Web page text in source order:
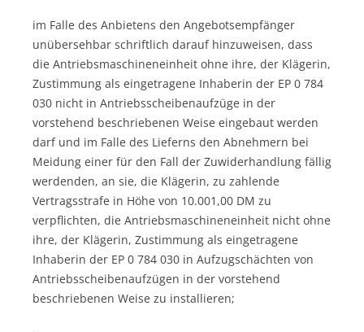
im Falle des Anbietens den Angebotsempfänger
unübersehbar schriftlich darauf hinzuweisen, dass
die Antriebsmaschineneinheit ohne ihre, der Klägerin,
Zustimmung als eingetragene Inhaberin der EP 0 784
030 nicht in Antriebsscheibenaufzüge in der
vorstehend beschriebenen Weise eingebaut werden
darf und im Falle des Lieferns den Abnehmern bei
Meidung einer für den Fall der Zuwiderhandlung fällig
werdenden, an sie, die Klägerin, zu zahlende
Vertragsstrafe in Höhe von 10.001,00 DM zu
verpflichten, die Antriebsmaschineneinheit nicht ohne
ihre, der Klägerin, Zustimmung als eingetragene
Inhaberin der EP 0 784 030 in Aufzugschächten von
Antriebsscheibenaufzügen in der vorstehend
beschriebenen Weise zu installieren;